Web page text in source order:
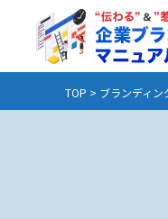
ス
TOP > ブランディン